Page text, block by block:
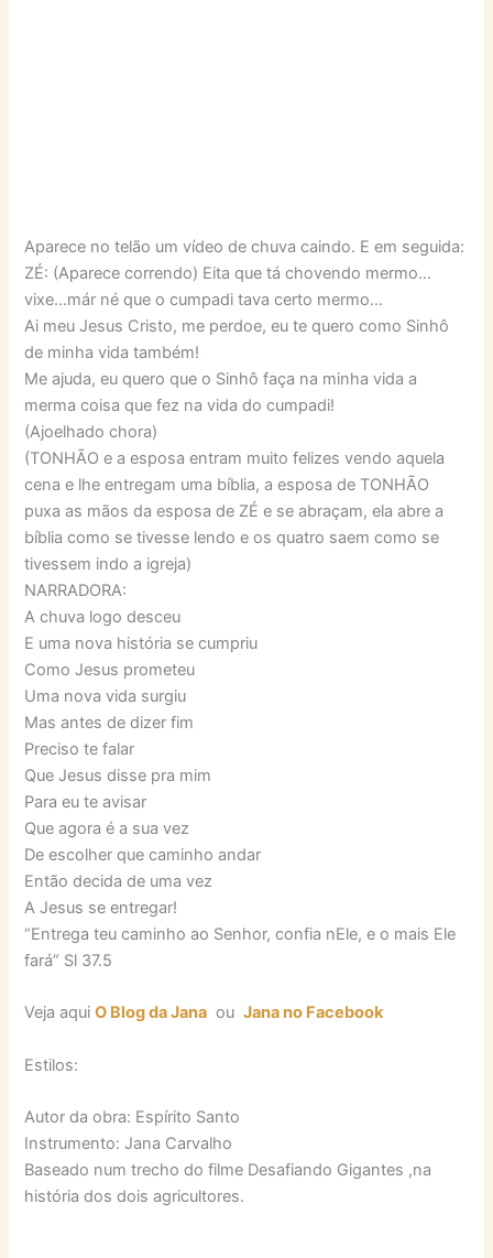
Aparece no telão um vídeo de chuva caindo. E em seguida:
ZÉ: (Aparece correndo) Eita que tá chovendo mermo…
vixe…már né que o cumpadi tava certo mermo…
Ai meu Jesus Cristo, me perdoe, eu te quero como Sinhô
de minha vida também!
Me ajuda, eu quero que o Sinhô faça na minha vida a
merma coisa que fez na vida do cumpadi!
(Ajoelhado chora)
(TONHÃO e a esposa entram muito felizes vendo aquela
cena e lhe entregam uma bíblia, a esposa de TONHÃO
puxa as mãos da esposa de ZÉ e se abraçam, ela abre a
bíblia como se tivesse lendo e os quatro saem como se
tivessem indo a igreja)
NARRADORA:
A chuva logo desceu
E uma nova história se cumpriu
Como Jesus prometeu
Uma nova vida surgiu
Mas antes de dizer fim
Preciso te falar
Que Jesus disse pra mim
Para eu te avisar
Que agora é a sua vez
De escolher que caminho andar
Então decida de uma vez
A Jesus se entregar!
“Entrega teu caminho ao Senhor, confia nEle, e o mais Ele
fará” Sl 37.5
Veja aquiO Blog da Jana ouJana no Facebook
Estilos:
Autor da obra: Espírito Santo
Instrumento: Jana Carvalho
Baseado num trecho do filme Desafiando Gigantes ,na
história dos dois agricultores.